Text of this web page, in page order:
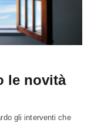
le novità
gli interventi che